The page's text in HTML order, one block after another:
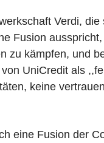
Verdi, die
Fusion
zu kämpfen, und
UniCredit als
keine
eine Fusion der